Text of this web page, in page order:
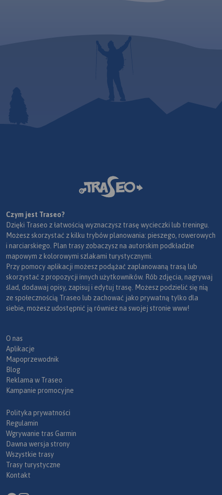
Czym jest Traseo?
Dzięki Traseo z łatwością wyznaczysz trasę wycieczki lub treningu.
Możesz skorzystać z kilku trybów planowania: pieszego, rowerowych
i narciarskiego. Plan trasy zobaczysz na autorskim podkładzie
mapowym z kolorowymi szlakami turystycznymi.
Przy pomocy aplikacji możesz podążać zaplanowaną trasą lub
skorzystać z propozycji innych użytkowników. Rób zdjęcia, nagrywaj
ślad, dodawaj opisy, zapisuj i edytuj trasę. Możesz podzielić się nią
ze społecznością Traseo lub zachować jako prywatną tylko dla
siebie, możesz udostępnić ją również na swojej stronie www!
O nas
Aplikacje
Mapoprzewodnik
Blog
Reklama w Traseo
Kampanie promocyjne
Polityka prywatności
Regulamin
Wgrywanie tras Garmin
Dawna wersja strony
Wszystkie trasy
Trasy turystyczne
Kontakt